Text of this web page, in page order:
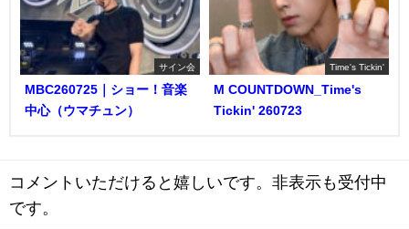
サイン会
MBC260725｜ショー！音楽
中心（ウマチュン）
Time's Tickin'
M COUNTDOWN_Time's
Tickin' 260723
コメントいただけると嬉しいです。非表示も受付中
です。